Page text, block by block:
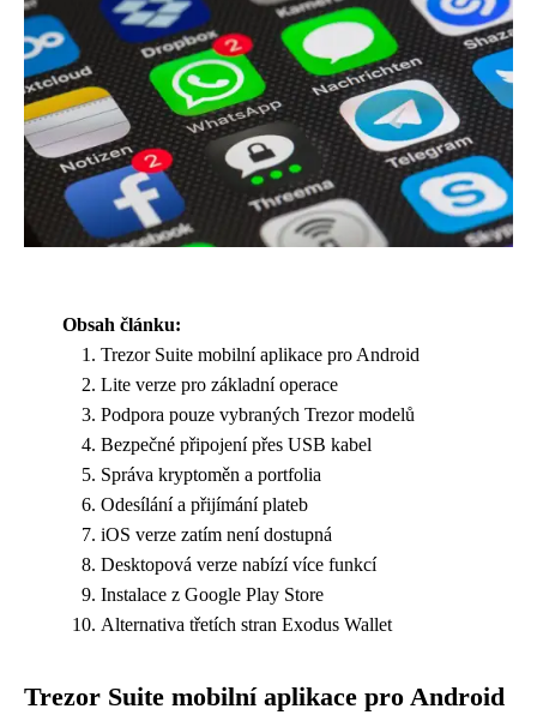
Obsah článku:
Trezor Suite mobilní aplikace pro Android
Lite verze pro základní operace
Podpora pouze vybraných Trezor modelů
Bezpečné připojení přes USB kabel
Správa kryptoměn a portfolia
Odesílání a přijímání plateb
iOS verze zatím není dostupná
Desktopová verze nabízí více funkcí
Instalace z Google Play Store
Alternativa třetích stran Exodus Wallet
Trezor Suite mobilní aplikace pro Android